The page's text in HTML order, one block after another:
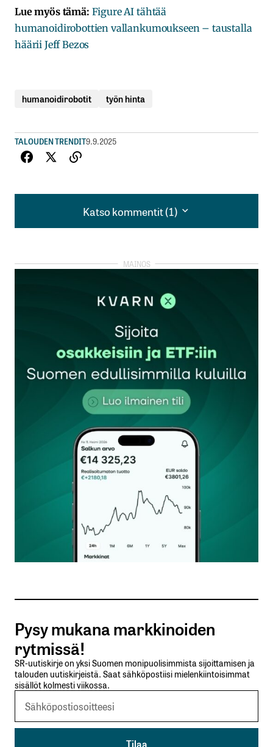
Lue myös tämä: Figure AI tähtää
humanoidirobottien vallankumoukseen – taustalla
häärii Jeff Bezos
humanoidirobotit työn hinta
TALOUDEN TRENDIT9.9.2025
Katso kommentit (1)
Katso kommentit (1)
loukkaantuminen.
täällä ole edellä muita.
10.9.2025 at 12:06
kirjautua
rekisteröityä
Sähköpostiosoitettasi ei julkaista.
Pakolliset
Nimesi tai nimimerkkisi*
Sähköpostiosoitteesi*
Pysy mukana markkinoiden
rytmissä!
SR-uutiskirje on yksi Suomen monipuolisimmista sijoittamisen ja
talouden uutiskirjeistä. Saat sähköpostiisi mielenkiintoisimmat
sisällöt kolmesti viikossa.